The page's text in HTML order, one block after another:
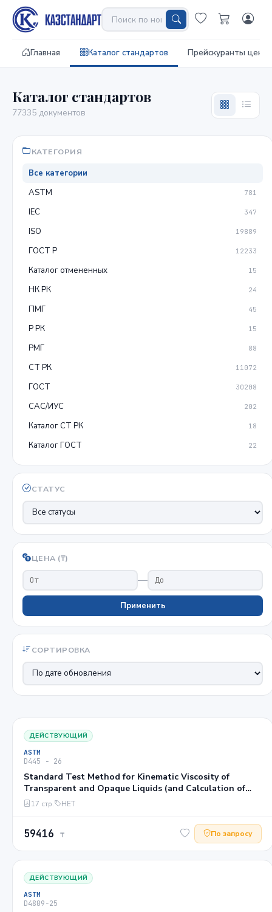
Главная Каталог стандартов Прейскуранты цен
Каталог стандартов
77335 документов
КАТЕГОРИЯ
Все категории
ASTM
781
IEC 347
ISO 19889
ГОСТ Р 12233
Каталог отмененных 15
НК РК 24
ПМГ 45
Р РК 15
РМГ 88
СТ РК 11072
ГОСТ 30208
САС/ИУС 202
Каталог СТ РК 18
Каталог ГОСТ 22
СТАТУС
ЦЕНА (₸)
—
Применить
СОРТИРОВКА
ДЕЙСТВУЮЩИЙ
ASTM
D445 − 26
Standard Test Method for Kinematic Viscosity of
Transparent and Opaque Liquids (and Calculation of
Dynamic Viscosity)1
17 стр. НЕТ
59416 ₸ По запросу
ДЕЙСТВУЮЩИЙ
ASTM
D4809−25